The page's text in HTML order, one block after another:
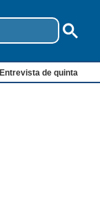
Entrevista de quinta